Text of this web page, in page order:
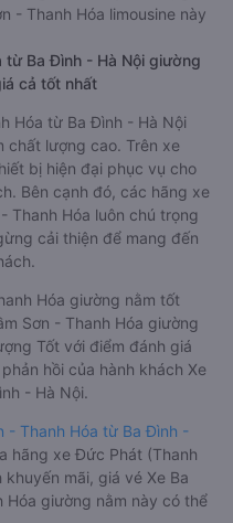
Hóa từ Ba Đình - Hà
xe 36 Limousine. Tùy
trình khuyến mãi, giá
- Thanh Hóa limousine này
Ba Đình - Hà Nội giường
cả tốt nhất
Hóa từ Ba Đình - Hà Nội
chất lượng cao. Trên xe
bị hiện đại phục vụ cho
Bên cạnh đó, các hãng xe
Hóa luôn chú trọng
cải thiện để mang đến
Hóa giường nằm tốt
Sơn - Thanh Hóa giường
Tốt với điểm đánh giá
hồi của hành khách Xe
- Hà Nội.
- Thanh Hóa từ Ba Đình -